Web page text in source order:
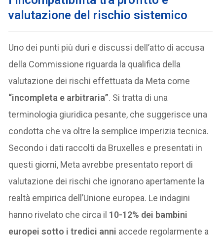
valutazione del rischio sistemico
Uno dei punti più duri e discussi dell’atto di accusa
della Commissione riguarda la qualifica della
valutazione dei rischi effettuata da Meta come
“incompleta e arbitraria”. Si tratta di una
terminologia giuridica pesante, che suggerisce una
condotta che va oltre la semplice imperizia tecnica.
Secondo i dati raccolti da Bruxelles e presentati in
questi giorni, Meta avrebbe presentato report di
valutazione dei rischi che ignorano apertamente la
realtà empirica dell’Unione europea. Le indagini
hanno rivelato che circa il 10-12% dei bambini
europei sotto i tredici anni accede regolarmente a